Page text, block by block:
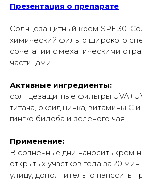
Презентация о препарате
Солнцезащитный крем SPF 30.
химический фильтр широкого
сочетании с механическими
частицами.
Активные ингредиенты:
солнцезащитные фильтры
титана, оксид цинка, витамины С и
гингко билоба и зеленого чая.
Применение:
В солнечные дни наносить крем
открытых участков тела за 20
улицу, дополнительно наносить